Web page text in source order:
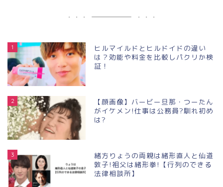
1
ヒルマイルドとヒルドイドの違い
は？効能や料金を比較しパクリか検
証！
2
【顔画像】バービー旦那・つーたん
がイケメン!仕事は公務員?馴れ初め
は?
3
緒方りょうの両親は緒形直人と仙道
敦子!祖父は緒形拳!【行列のできる
法律相談所】